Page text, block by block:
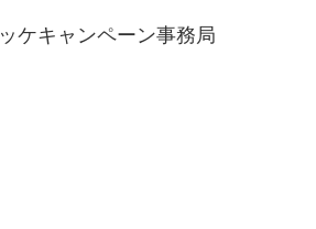
ケキャンペーン事務局